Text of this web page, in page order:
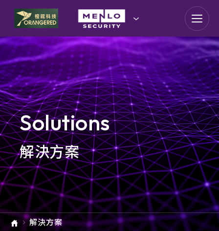
goldennet
N-Partner
TeamT5 杜浦數位安全
QSAN 廣盛科技
OPSWAT
MENLO SECURITY
SSH Communications
Security
e-SOFT
Solutions
解決方案
解決方案